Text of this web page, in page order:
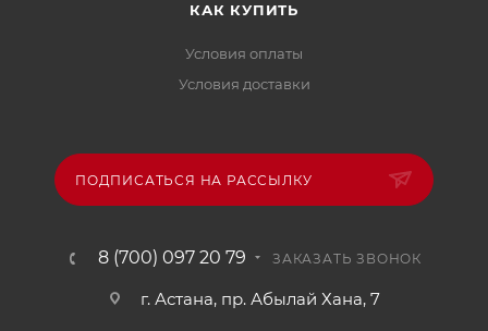
КАК КУПИТЬ
Условия оплаты
Условия доставки
ПОДПИСАТЬСЯ НА РАССЫЛКУ
8 (700) 097 20 79 ЗАКАЗАТЬ ЗВОНОК
г. Астана, пр. Абылай Хана, 7